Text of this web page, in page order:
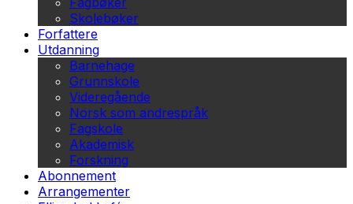
Skolebøker
Forfattere
Utdanning
Barnehage
Grunnskole
Videregående
Norsk som andrespråk
Fagskole
Akademisk
Forskning
Abonnement
Arrangementer